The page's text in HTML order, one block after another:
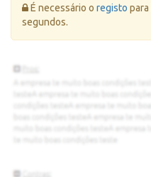
Erro:
É necessário o registo para
segundos.